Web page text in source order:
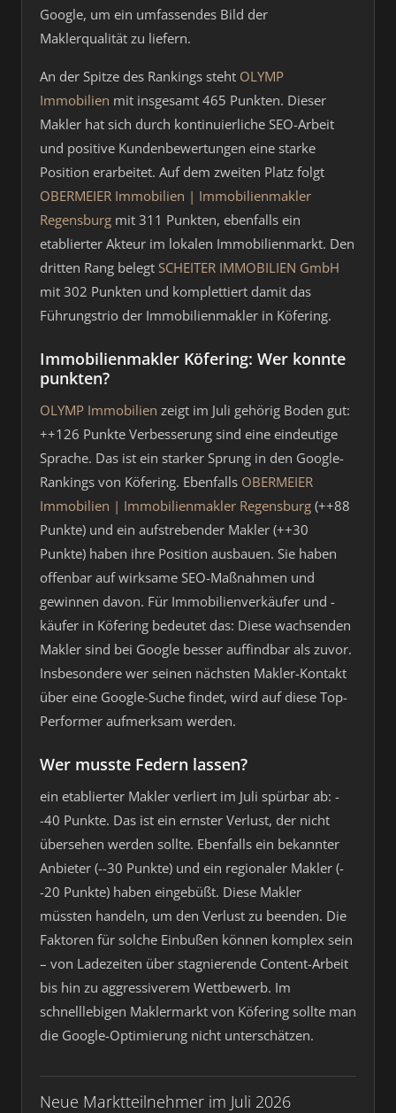
Google, um ein umfassendes Bild der
Maklerqualität zu liefern.
An der Spitze des Rankings steht OLYMP
Immobilien mit insgesamt 465 Punkten. Dieser
Makler hat sich durch kontinuierliche SEO-Arbeit
und positive Kundenbewertungen eine starke
Position erarbeitet. Auf dem zweiten Platz folgt
OBERMEIER Immobilien | Immobilienmakler
Regensburg mit 311 Punkten, ebenfalls ein
etablierter Akteur im lokalen Immobilienmarkt. Den
dritten Rang belegt SCHEITER IMMOBILIEN GmbH
mit 302 Punkten und komplettiert damit das
Führungstrio der Immobilienmakler in Köfering.
Immobilienmakler Köfering: Wer konnte
punkten?
OLYMP Immobilien zeigt im Juli gehörig Boden gut:
++126 Punkte Verbesserung sind eine eindeutige
Sprache. Das ist ein starker Sprung in den Google-
Rankings von Köfering. Ebenfalls OBERMEIER
Immobilien | Immobilienmakler Regensburg (++88
Punkte) und ein aufstrebender Makler (++30
Punkte) haben ihre Position ausbauen. Sie haben
offenbar auf wirksame SEO-Maßnahmen und
gewinnen davon. Für Immobilienverkäufer und -
käufer in Köfering bedeutet das: Diese wachsenden
Makler sind bei Google besser auffindbar als zuvor.
Insbesondere wer seinen nächsten Makler-Kontakt
über eine Google-Suche findet, wird auf diese Top-
Performer aufmerksam werden.
Wer musste Federn lassen?
ein etablierter Makler verliert im Juli spürbar ab: -
-40 Punkte. Das ist ein ernster Verlust, der nicht
übersehen werden sollte. Ebenfalls ein bekannter
Anbieter (--30 Punkte) und ein regionaler Makler (-
-20 Punkte) haben eingebüßt. Diese Makler
müssten handeln, um den Verlust zu beenden. Die
Faktoren für solche Einbußen können komplex sein
– von Ladezeiten über stagnierende Content-Arbeit
bis hin zu aggressiverem Wettbewerb. Im
schnelllebigen Maklermarkt von Köfering sollte man
die Google-Optimierung nicht unterschätzen.
Neue Marktteilnehmer im Juli 2026